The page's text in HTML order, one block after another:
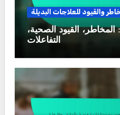
والقيود للعلاجات البديلة
المخاطر، القيود الصحية،
التفاعلات